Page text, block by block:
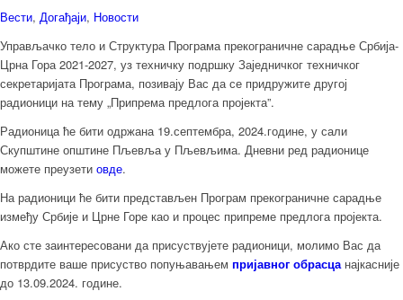
Вести, Догађаји, Новости
Управљачко тело и Структура Програма прекограничне сарадње Србија-
Црна Гора 2021-2027, уз техничку подршку Заједничког техничког
секретаријата Програма, позивају Вас да се придружите другој
радионици на тему „Припрема предлога пројекта”.
Радионица ће бити одржана 19.септембра, 2024.године, у сали
Скупштине општине Пљевља у Пљевљима. Дневни ред радионице
можете преузети овде.
На радионици ће бити представљен Програм прекограничне сарадње
између Србије и Црне Горе као и процес припреме предлога пројекта.
Ако сте заинтересовани да присуствујете радионици, молимо Вас да
потврдите ваше присуство попуњавањем пријавног обрасцанајкасније
до 13.09.2024. године.